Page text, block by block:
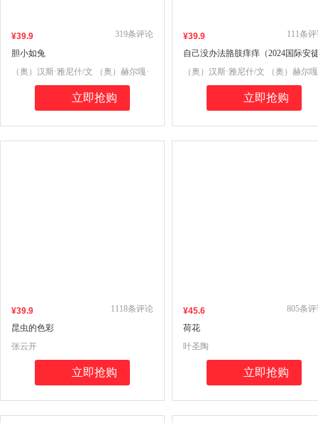
¥39.9
胆小如兔
319条评论
（奥）汉斯·雅尼什/文 （奥）赫尔嘎·
班石/图
立即抢购
¥39.9
自己没办法胳肢痒痒（2024国际安
生奖作家奖）
111条
（奥）汉斯·雅尼什/文 （奥）赫尔嘎
班石/图
立即抢购
¥39.9
昆虫的色彩
1118条评论
张云开
立即抢购
¥45.6
荷花
805条
叶圣陶
立即抢购